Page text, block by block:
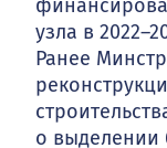
узла в
Ранее
о выделении